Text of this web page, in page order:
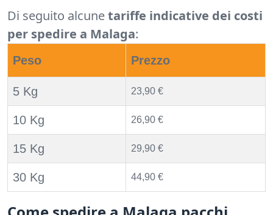
Di seguito alcunetariffe indicative dei costi
per spedire a Malaga:
Peso Prezzo
5 Kg 23,90 €
10 Kg 26,90 €
15 Kg 29,90 €
30 Kg 44,90 €